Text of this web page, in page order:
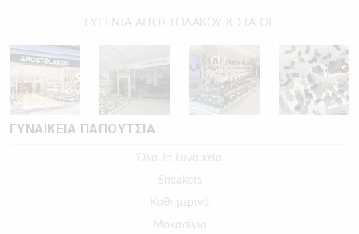
ΕΥΓΕΝΙΑ ΑΠΟΣΤΟΛΑΚΟΥ Κ ΣΙΑ ΟΕ
ΓΥΝΑΙΚΕΙΑ ΠΑΠΟΥΤΣΙΑ
Όλα Τα Γυναικεία
Sneakers
Καθημερινά
Μοκασίνια